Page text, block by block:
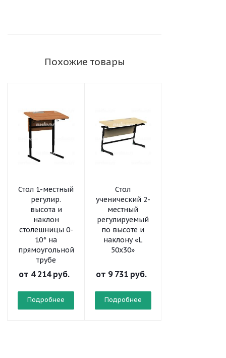
Похожие товары
Стол 1-местный
регулир.
высота и
наклон
столешницы 0-
10° на
прямоугольной
трубе
от 4 214 руб.
Подробнее
Стол
ученический 2-
местный
регулируемый
по высоте и
наклону «L
50x30»
от 9 731 руб.
Подробнее